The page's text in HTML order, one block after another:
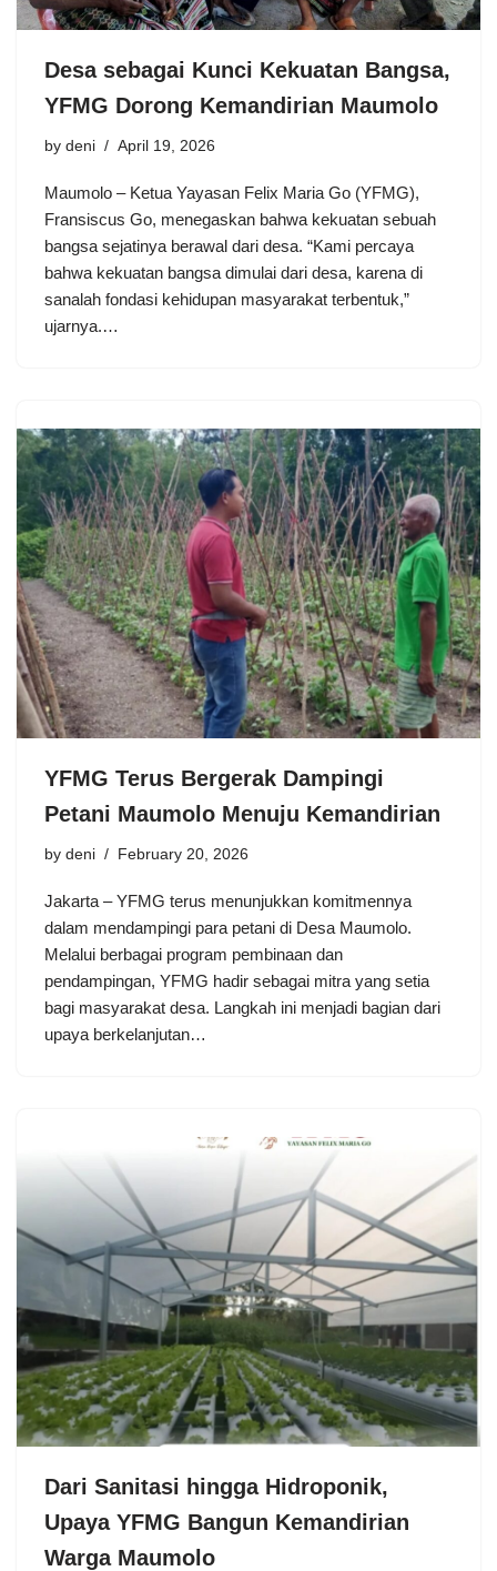
Desa sebagai Kunci Kekuatan Bangsa,
YFMG Dorong Kemandirian Maumolo
by deni April 19, 2026
Maumolo – Ketua Yayasan Felix Maria Go (YFMG),
Fransiscus Go, menegaskan bahwa kekuatan sebuah
bangsa sejatinya berawal dari desa. “Kami percaya
bahwa kekuatan bangsa dimulai dari desa, karena di
sanalah fondasi kehidupan masyarakat terbentuk,”
ujarnya.…
YFMG Terus Bergerak Dampingi
Petani Maumolo Menuju Kemandirian
by deni February 20, 2026
Jakarta – YFMG terus menunjukkan komitmennya
dalam mendampingi para petani di Desa Maumolo.
Melalui berbagai program pembinaan dan
pendampingan, YFMG hadir sebagai mitra yang setia
bagi masyarakat desa. Langkah ini menjadi bagian dari
upaya berkelanjutan…
Dari Sanitasi hingga Hidroponik,
Upaya YFMG Bangun Kemandirian
Warga Maumolo